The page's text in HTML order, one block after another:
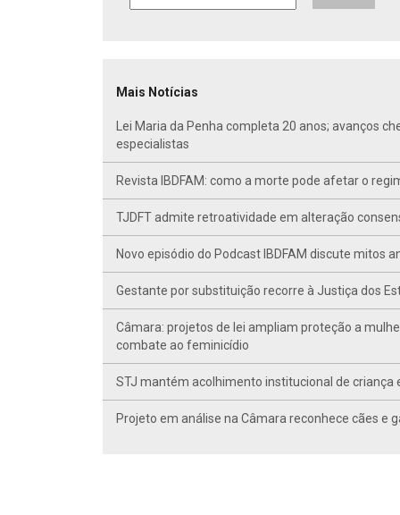
Mais Notícias
Lei Maria da Penha completa 20 anos; avanços
especialistas
Revista IBDFAM: como a morte pode afetar o
TJDFT admite retroatividade em alteração
Novo episódio do Podcast IBDFAM discute mitos
Gestante por substituição recorre à Justiça dos
Câmara: projetos de lei ampliam proteção a
combate ao feminicídio
STJ mantém acolhimento institucional de criança
Projeto em análise na Câmara reconhece cães e